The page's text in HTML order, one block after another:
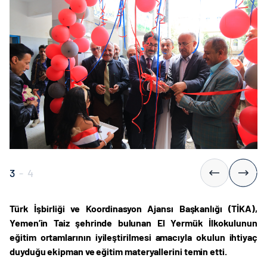
4 - 4
Türk İşbirliği ve Koordinasyon Ajansı Başkanlığı (TİKA),
Yemen’in Taiz şehrinde bulunan El Yermük İlkokulunun
eğitim ortamlarının iyileştirilmesi amacıyla okulun ihtiyaç
duyduğu ekipman ve eğitim materyallerini temin etti.